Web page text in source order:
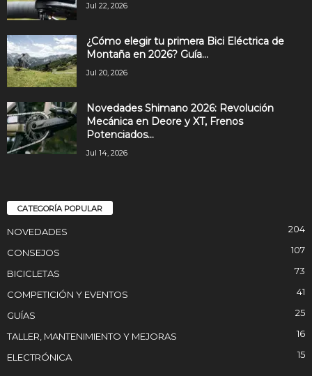
Jul 22, 2026
¿Cómo elegir tu primera Bici Eléctrica de
Montaña en 2026? Guía...
Jul 20, 2026
Novedades Shimano 2026: Revolución
Mecánica en Deore y XT, Frenos
Potenciados...
Jul 14, 2026
CATEGORÍA POPULAR
NOVEDADES 204
CONSEJOS 107
BICICLETAS 73
COMPETICIÓN Y EVENTOS 41
GUÍAS 25
TALLER, MANTENIMIENTO Y MEJORAS 16
ELECTRÓNICA 15